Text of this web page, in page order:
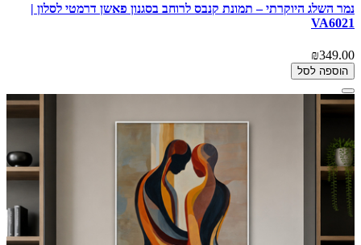
נמר השלג היוקרתי – תמונת קנבס לרוחב בסגנון פאשן דרמטי לסלון |
VA6021
₪349.00
הוספה לסל